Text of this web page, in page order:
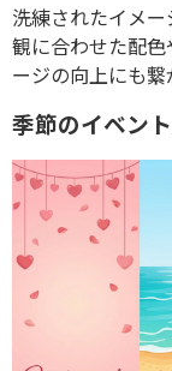
洗練されたイメ
観に合わせた配
ージの向上にも繋
季節のイベン